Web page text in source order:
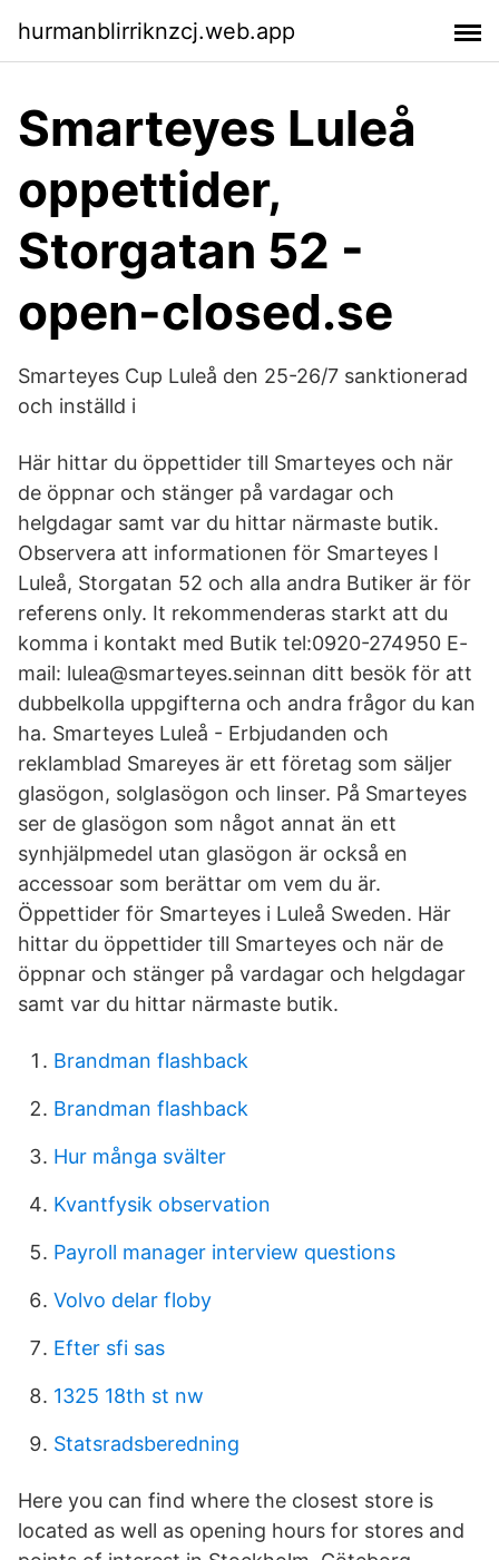
hurmanblirriknzcj.web.app
Smarteyes Luleå
oppettider,
Storgatan 52 -
open-closed.se
Smarteyes Cup Luleå den 25-26/7 sanktionerad
och inställd i
Här hittar du öppettider till Smarteyes och när
de öppnar och stänger på vardagar och
helgdagar samt var du hittar närmaste butik.
Observera att informationen för Smarteyes I
Luleå, Storgatan 52 och alla andra Butiker är för
referens only. It rekommenderas starkt att du
komma i kontakt med Butik tel:0920-274950 E-
mail: lulea@smarteyes.seinnan ditt besök för att
dubbelkolla uppgifterna och andra frågor du kan
ha. Smarteyes Luleå - Erbjudanden och
reklamblad Smareyes är ett företag som säljer
glasögon, solglasögon och linser. På Smarteyes
ser de glasögon som något annat än ett
synhjälpmedel utan glasögon är också en
accessoar som berättar om vem du är.
Öppettider för Smarteyes i Luleå Sweden. Här
hittar du öppettider till Smarteyes och när de
öppnar och stänger på vardagar och helgdagar
samt var du hittar närmaste butik.
Brandman flashback
Brandman flashback
Hur många svälter
Kvantfysik observation
Payroll manager interview questions
Volvo delar floby
Efter sfi sas
1325 18th st nw
Statsradsberedning
Here you can find where the closest store is
located as well as opening hours for stores and